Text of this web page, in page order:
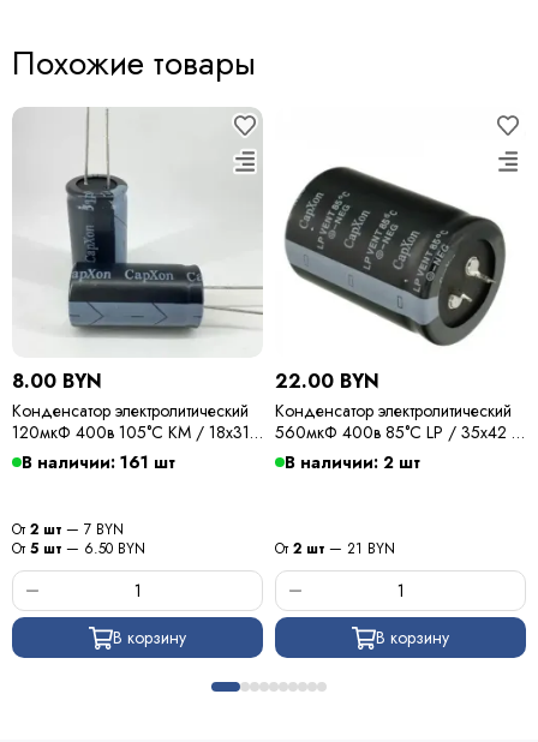
Похожие товары
8.00 BYN
Конденсатор электролитический
120мкФ 400в 105°С KM / 18х31 /
Capxon
В наличии: 161 шт
От2 шт — 7 BYN
От5 шт — 6.50 BYN
В корзину
22.00 BYN
Конденсатор электролитический
560мкФ 400в 85°С LP / 35х42 /
Capxon
В наличии: 2 шт
От2 шт — 21 BYN
В корзину